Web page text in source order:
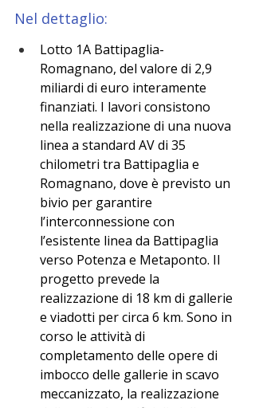
Nel dettaglio:
Lotto 1A Battipaglia-
Romagnano, del valore di 2,9
miliardi di euro interamente
finanziati. I lavori consistono
nella realizzazione di una nuova
linea a standard AV di 35
chilometri tra Battipaglia e
Romagnano, dove è previsto un
bivio per garantire
l’interconnessione con
l’esistente linea da Battipaglia
verso Potenza e Metaponto. Il
progetto prevede la
realizzazione di 18 km di gallerie
e viadotti per circa 6 km. Sono in
corso le attività di
completamento delle opere di
imbocco delle gallerie in scavo
meccanizzato, la realizzazione